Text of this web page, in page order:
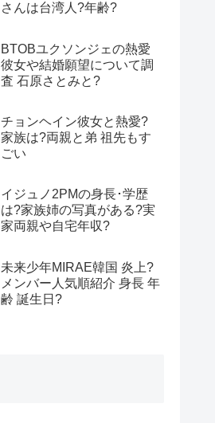
さんは台湾人?年齢?
BTOBユクソンジェの熱愛
彼女や結婚願望について調
査 石原さとみと?
チョンヘイン彼女と熱愛?
家族は?両親と弟 祖先もす
ごい
イジュノ2PMの身長･学歴
は?家族姉の写真がある?実
家両親や自宅年収?
未来少年MIRAE韓国 炎上?
メンバー人気順紹介 身長 年
齢 誕生日?